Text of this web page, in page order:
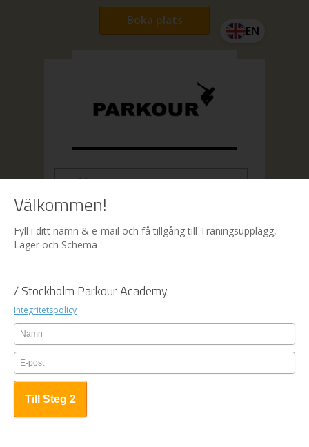
EN
Boka plats
Boka
1. Fyll i anmälningsformuläret
3. All kursinfo sänds till angiven e-
mailadress
OBS! Anmälan är bindande.
Välkommen!
Fyll i ditt namn & e-mail och få tillgång till Träningsupplägg,
Läger och Schema
/ Stockholm Parkour Academy
Integritetspolicy